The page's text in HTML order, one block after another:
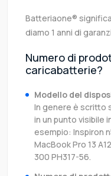
Batteriaone®
diamo 1 anni di
Numero di
caricabatterie?
Modello del
In genere è scritto
in un punto visibile
esempio: Inspiron
MacBook Pro 13
300 PH317-56.